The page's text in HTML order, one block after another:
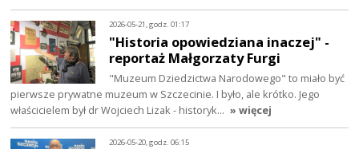
2026-05-21, godz. 01:17
"Historia opowiedziana inaczej" -
reportaż Małgorzaty Furgi
"Muzeum Dziedzictwa Narodowego" to miało być
pierwsze prywatne muzeum w Szczecinie. I było, ale krótko. Jego
właścicielem był dr Wojciech Lizak - historyk… » więcej
2026-05-20, godz. 06:15